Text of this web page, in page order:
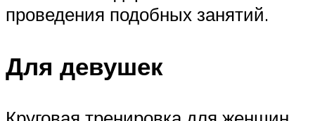
проведения подобных занятий.
Для девушек